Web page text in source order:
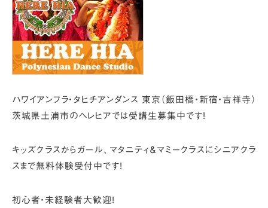
ハワイアンフラ・タヒチアンダンス 東京（飯田橋・新宿・吉祥寺）
茨城県土浦市のヘレヒアでは受講生募集中です!
キッズクラスからガール、 マタニティ＆マミークラスにシニアクラ
スまで無料体験受付中です!
初心者・未経験者大歓迎!